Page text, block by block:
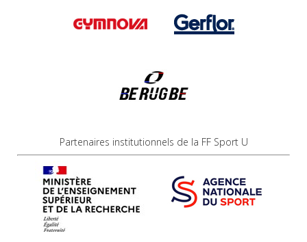
Partenaires institutionnels de la FF Sport U